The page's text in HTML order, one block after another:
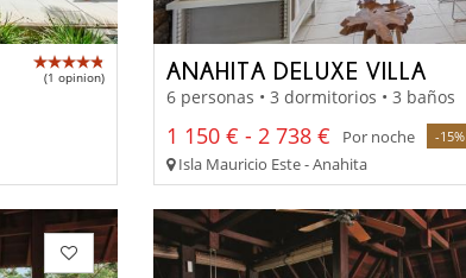
(1 opinion) ANAHITA DELUXE VILLA
6 personas • 3 dormitorios • 3 baños
1 150 € - 2 738 € Por noche -15%
Isla Mauricio Este - Anahita